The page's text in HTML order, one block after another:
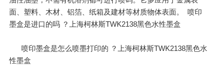
面、塑料、木材、铝箔、纸箱及建材等材质物体表面。 喷印
墨盒是进口的吗 ？上海柯林斯TWK2138黑色水性墨盒
喷印墨盒是怎么喷墨打印的 ？上海柯林斯TWK2138黑色水
性墨盒